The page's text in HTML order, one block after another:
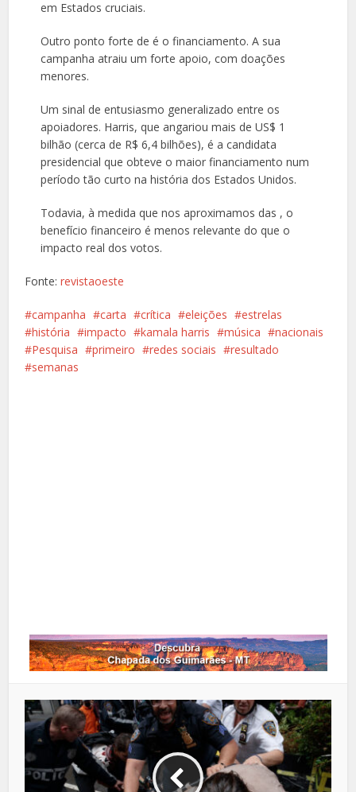
em Estados cruciais.
Outro ponto forte de é o financiamento. A sua
campanha atraiu um forte apoio, com doações
menores.
Um sinal de entusiasmo generalizado entre os
apoiadores. Harris, que angariou mais de US$ 1
bilhão (cerca de R$ 6,4 bilhões), é a candidata
presidencial que obteve o maior financiamento num
período tão curto na história dos Estados Unidos.
Todavia, à medida que nos aproximamos das , o
benefício financeiro é menos relevante do que o
impacto real dos votos.
Fonte:revistaoeste
campanha carta crítica eleições
estrelas
história
impacto kamala harris música
nacionais
Pesquisa
primeiro redes sociais
resultado
semanas